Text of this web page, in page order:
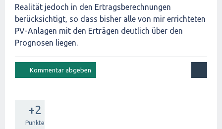
Realität jedoch in den Ertragsberechnungen
berücksichtigt, so dass bisher alle von mir errichteten
PV-Anlagen mit den Erträgen deutlich über den
Prognosen liegen.
+2
Punkte